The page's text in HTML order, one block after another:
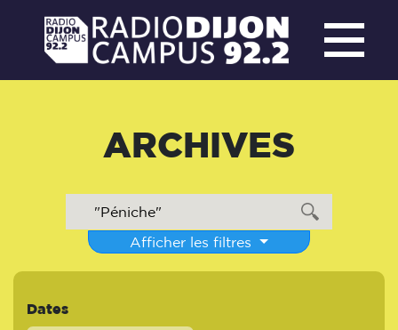
ARCHIVES
Afficher les filtres
Dates